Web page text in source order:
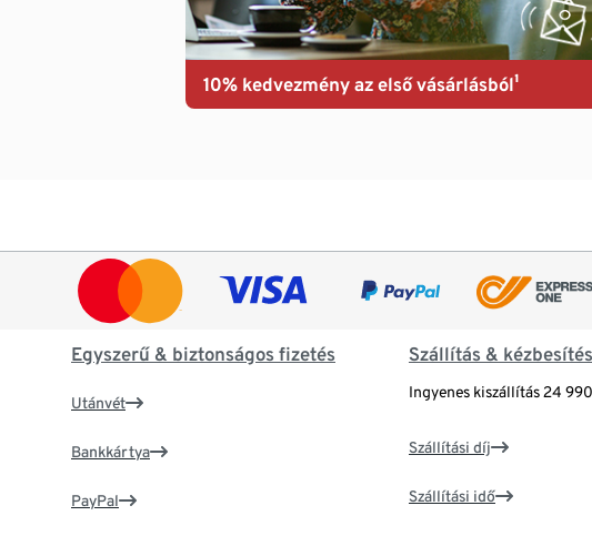
10% kedvezmény az első vásárlásból¹
Egyszerű & biztonságos fizetés
Utánvét
Bankkártya
PayPal
Szállítás & kézbesítés
Ingyenes kiszállítás 24
Szállítási díj
Szállítási idő